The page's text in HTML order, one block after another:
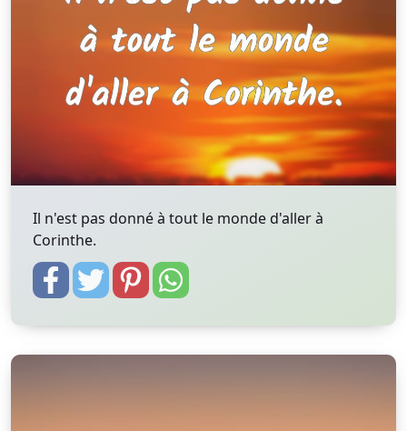
Il n'est pas donné à tout le monde d'aller à
Corinthe.